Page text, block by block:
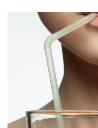
заставляют
звезды
и не приложили
внешнего вида.
для селебрити
внешность –
худеют
они